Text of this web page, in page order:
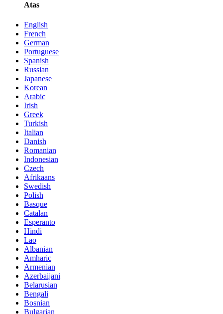
Atas
English
French
German
Portuguese
Spanish
Russian
Japanese
Korean
Arabic
Irish
Greek
Turkish
Italian
Danish
Romanian
Indonesian
Czech
Afrikaans
Swedish
Polish
Basque
Catalan
Esperanto
Hindi
Lao
Albanian
Amharic
Armenian
Azerbaijani
Belarusian
Bengali
Bosnian
Bulgarian